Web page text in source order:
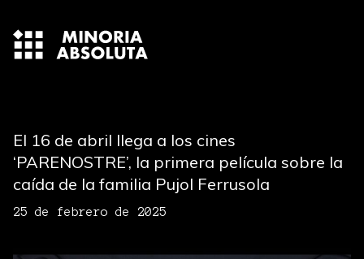
El 16 de abril llega a los cines
‘PARENOSTRE’, la primera película sobre la
caída de la familia Pujol Ferrusola
25 de febrero de 2025